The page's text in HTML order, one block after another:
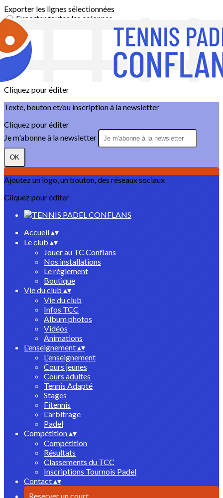
Exporter les lignes sélectionnées
Exporter toutes les colonnes
Exporter uniquement les colonnes affichées
Menu
?>
Images de la page d'accueil
Cliquez pour éditer
Texte, bouton et/ou inscription à la newsletter
Cliquez pour éditer
Je m'abonne à la newsletter
OK
Ajoutez un logo, un bouton, des réseaux sociaux
Cliquez pour éditer
Accueil▴▾
Le club ▴▾
Jouer au TC Conflans
Nos installations
Le règlement
Boutique
Vie du club ▴▾
Vie du club
Infos TCC
Album photos
Vidéos
Animations
L'enseignement▴▾
L'enseignement
Cours jeunes
Cours adultes
Tennis Adapté
Stages
Fitennis
L'arbitrage
Padel
Compétition▴▾
Compétition
Résultats
Classements du TCC
Inscriptions Tournois Padel
Contact▴▾
Reserver un court